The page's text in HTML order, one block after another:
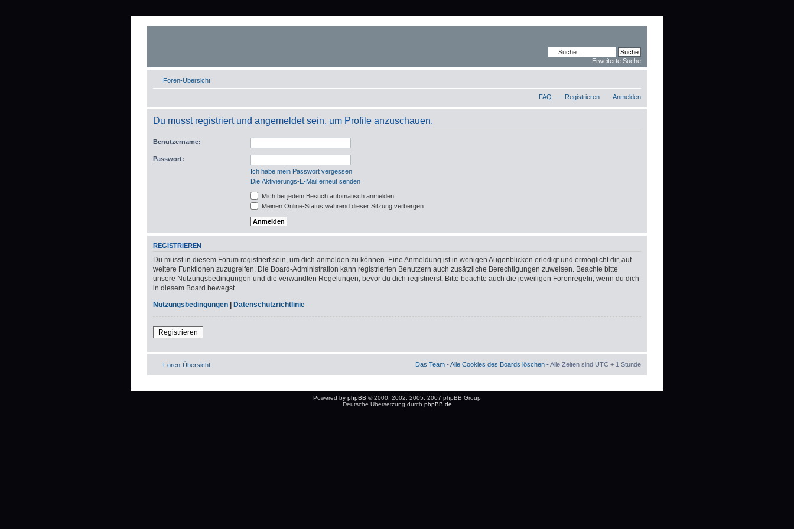
Erweiterte Suche
Foren-Übersicht
FAQ Registrieren Anmelden
Du musst registriert und angemeldet sein, um Profile anzuschauen.
Benutzername:
Passwort:
Ich habe mein Passwort vergessen
Die Aktivierungs-E-Mail erneut senden
Mich bei jedem Besuch automatisch anmelden
Meinen Online-Status während dieser Sitzung verbergen
REGISTRIEREN
Du musst in diesem Forum registriert sein, um dich anmelden zu können. Eine Anmeldung ist in wenigen Augenblicken erledigt und ermöglicht dir, auf
weitere Funktionen zuzugreifen. Die Board-Administration kann registrierten Benutzern auch zusätzliche Berechtigungen zuweisen. Beachte bitte
unsere Nutzungsbedingungen und die verwandten Regelungen, bevor du dich registrierst. Bitte beachte auch die jeweiligen Forenregeln, wenn du dich
in diesem Board bewegst.
Nutzungsbedingungen | Datenschutzrichtlinie
Registrieren
Foren-Übersicht Das Team •Alle Cookies des Boards löschen • Alle Zeiten sind UTC + 1 Stunde
Powered by phpBB © 2000, 2002, 2005, 2007 phpBB Group
Deutsche Übersetzung durch phpBB.de